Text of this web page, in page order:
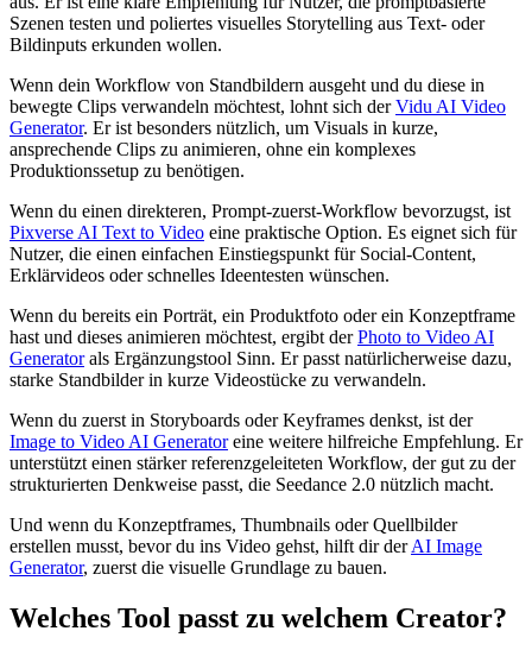
Szenen testen und poliertes visuelles Storytelling aus Text- oder
Bildinputs erkunden wollen.
Wenn dein Workflow von Standbildern ausgeht und du diese in
bewegte Clips verwandeln möchtest, lohnt sich derVidu AI Video
Generator. Er ist besonders nützlich, um Visuals in kurze,
ansprechende Clips zu animieren, ohne ein komplexes
Produktionssetup zu benötigen.
Wenn du einen direkteren, Prompt-zuerst-Workflow bevorzugst, ist
Pixverse AI Text to Video eine praktische Option. Es eignet sich für
Nutzer, die einen einfachen Einstiegspunkt für Social-Content,
Erklärvideos oder schnelles Ideentesten wünschen.
Wenn du bereits ein Porträt, ein Produktfoto oder ein Konzeptframe
hast und dieses animieren möchtest, ergibt derPhoto to Video AI
Generatorals Ergänzungstool Sinn. Er passt natürlicherweise dazu,
starke Standbilder in kurze Videostücke zu verwandeln.
Wenn du zuerst in Storyboards oder Keyframes denkst, ist der
Image to Video AI Generatoreine weitere hilfreiche Empfehlung. Er
unterstützt einen stärker referenzgeleiteten Workflow, der gut zu der
strukturierten Denkweise passt, die Seedance 2.0 nützlich macht.
Und wenn du Konzeptframes, Thumbnails oder Quellbilder
erstellen musst, bevor du ins Video gehst, hilft dir derAI Image
Generator, zuerst die visuelle Grundlage zu bauen.
Welches Tool passt zu welchem Creator?